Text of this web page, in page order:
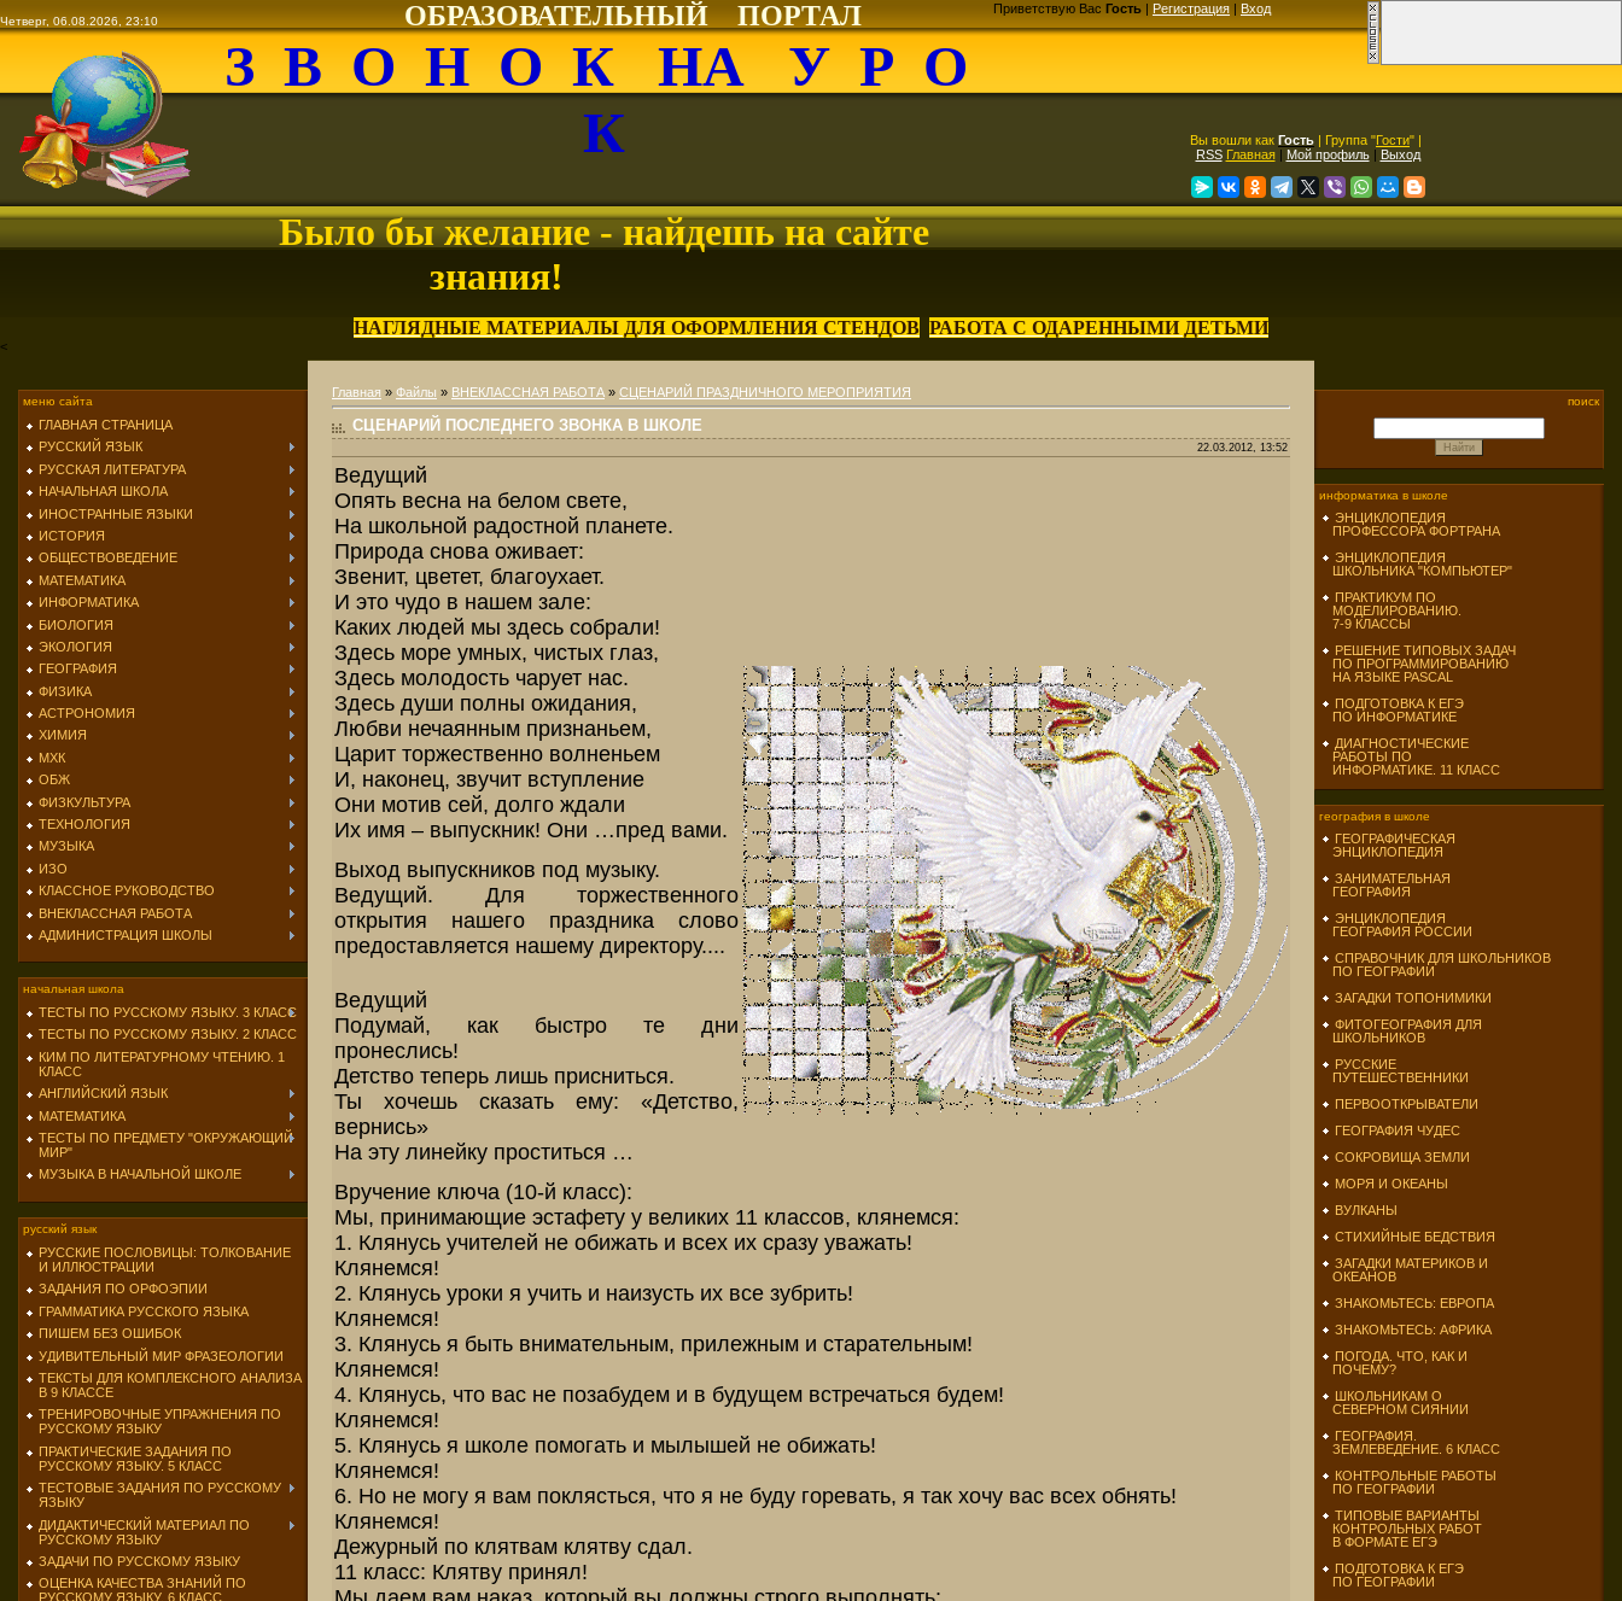
Четверг, 06.08.2026, 23:10 ОБРАЗОВАТЕЛЬНЫЙ ПОРТАЛ Приветствую Вас Гость | Регистрация | Вход
З В О Н О К НА У Р О
К
Было бы желание - найдешь на сайте
знания!
Вы вошли как Гость | Группа "Гости" |
RSS Главная| Мой профиль| Выход
НАГЛЯДНЫЕ МАТЕРИАЛЫ ДЛЯ ОФОРМЛЕНИЯ СТЕНДОВ РАБОТА С ОДАРЕННЫМИ ДЕТЬМИ
<
меню сайта
ГЛАВНАЯ СТРАНИЦА
РУССКИЙ ЯЗЫК
РУССКАЯ ЛИТЕРАТУРА
НАЧАЛЬНАЯ ШКОЛА
ИНОСТРАННЫЕ ЯЗЫКИ
ИСТОРИЯ
ОБЩЕСТВОВЕДЕНИЕ
МАТЕМАТИКА
ИНФОРМАТИКА
БИОЛОГИЯ
ЭКОЛОГИЯ
ГЕОГРАФИЯ
ФИЗИКА
АСТРОНОМИЯ
ХИМИЯ
МХК
ОБЖ
ФИЗКУЛЬТУРА
ТЕХНОЛОГИЯ
МУЗЫКА
ИЗО
КЛАССНОЕ РУКОВОДСТВО
ВНЕКЛАССНАЯ РАБОТА
АДМИНИСТРАЦИЯ ШКОЛЫ
начальная школа
ТЕСТЫ ПО РУССКОМУ ЯЗЫКУ. 3 КЛАСС
ТЕСТЫ ПО РУССКОМУ ЯЗЫКУ. 2 КЛАСС
КИМ ПО ЛИТЕРАТУРНОМУ ЧТЕНИЮ. 1
КЛАСС
АНГЛИЙСКИЙ ЯЗЫК
МАТЕМАТИКА
ТЕСТЫ ПО ПРЕДМЕТУ "ОКРУЖАЮЩИЙ
МИР"
МУЗЫКА В НАЧАЛЬНОЙ ШКОЛЕ
русский язык
РУССКИЕ ПОСЛОВИЦЫ: ТОЛКОВАНИЕ
И ИЛЛЮСТРАЦИИ
ЗАДАНИЯ ПО ОРФОЭПИИ
ГРАММАТИКА РУССКОГО ЯЗЫКА
ПИШЕМ БЕЗ ОШИБОК
УДИВИТЕЛЬНЫЙ МИР ФРАЗЕОЛОГИИ
ТЕКСТЫ ДЛЯ КОМПЛЕКСНОГО АНАЛИЗА
В 9 КЛАССЕ
ТРЕНИРОВОЧНЫЕ УПРАЖНЕНИЯ ПО
РУССКОМУ ЯЗЫКУ
ПРАКТИЧЕСКИЕ ЗАДАНИЯ ПО
РУССКОМУ ЯЗЫКУ. 5 КЛАСС
ТЕСТОВЫЕ ЗАДАНИЯ ПО РУССКОМУ
ЯЗЫКУ
ДИДАКТИЧЕСКИЙ МАТЕРИАЛ ПО
РУССКОМУ ЯЗЫКУ
ЗАДАЧИ ПО РУССКОМУ ЯЗЫКУ
ОЦЕНКА КАЧЕСТВА ЗНАНИЙ ПО
РУССКОМУ ЯЗЫКУ. 6 КЛАСС
Главная » Файлы » ВНЕКЛАССНАЯ РАБОТА » СЦЕНАРИЙ ПРАЗДНИЧНОГО МЕРОПРИЯТИЯ
СЦЕНАРИЙ ПОСЛЕДНЕГО ЗВОНКА В ШКОЛЕ
22.03.2012, 13:52
Ведущий
Опять весна на белом свете,
На школьной радостной планете.
Природа снова оживает:
Звенит, цветет, благоухает.
И это чудо в нашем зале:
Каких людей мы здесь собрали!
Здесь море умных, чистых глаз,
Здесь молодость чарует нас.
Здесь души полны ожидания,
Любви нечаянным признаньем,
Царит торжественно волненьем
И, наконец, звучит вступление
Они мотив сей, долго ждали
Их имя – выпускник! Они …пред вами.
Выход выпускников под музыку.
Ведущий. Для торжественного
открытия нашего праздника слово
предоставляется нашему директору....
Ведущий
Подумай, как быстро те дни
пронеслись!
Детство теперь лишь присниться.
Ты хочешь сказать ему: «Детство,
вернись»
На эту линейку проститься …
Вручение ключа (10-й класс):
Мы, принимающие эстафету у великих 11 классов, клянемся:
1. Клянусь учителей не обижать и всех их сразу уважать!
Клянемся!
2. Клянусь уроки я учить и наизусть их все зубрить!
Клянемся!
3. Клянусь я быть внимательным, прилежным и старательным!
Клянемся!
4. Клянусь, что вас не позабудем и в будущем встречаться будем!
Клянемся!
5. Клянусь я школе помогать и мылышей не обижать!
Клянемся!
6. Но не могу я вам поклясться, что я не буду горевать, я так хочу вас всех обнять!
Клянемся!
Дежурный по клятвам клятву сдал.
11 класс: Клятву принял!
поиск
информатика в школе
ЭНЦИКЛОПЕДИЯ
ПРОФЕССОРА ФОРТРАНА
ЭНЦИКЛОПЕДИЯ
ШКОЛЬНИКА "КОМПЬЮТЕР"
ПРАКТИКУМ ПО
МОДЕЛИРОВАНИЮ.
7-9 КЛАССЫ
РЕШЕНИЕ ТИПОВЫХ ЗАДАЧ
ПО ПРОГРАММИРОВАНИЮ
НА ЯЗЫКЕ PASCAL
ПОДГОТОВКА К ЕГЭ
ПО ИНФОРМАТИКЕ
ДИАГНОСТИЧЕСКИЕ
РАБОТЫ ПО
ИНФОРМАТИКЕ. 11 КЛАСС
география в школе
ГЕОГРАФИЧЕСКАЯ
ЭНЦИКЛОПЕДИЯ
ЗАНИМАТЕЛЬНАЯ
ГЕОГРАФИЯ
ЭНЦИКЛОПЕДИЯ
ГЕОГРАФИЯ РОССИИ
СПРАВОЧНИК ДЛЯ ШКОЛЬНИКОВ
ПО ГЕОГРАФИИ
ЗАГАДКИ ТОПОНИМИКИ
ФИТОГЕОГРАФИЯ ДЛЯ
ШКОЛЬНИКОВ
РУССКИЕ
ПУТЕШЕСТВЕННИКИ
ПЕРВООТКРЫВАТЕЛИ
ГЕОГРАФИЯ ЧУДЕС
СОКРОВИЩА ЗЕМЛИ
МОРЯ И ОКЕАНЫ
ВУЛКАНЫ
СТИХИЙНЫЕ БЕДСТВИЯ
ЗАГАДКИ МАТЕРИКОВ И
ОКЕАНОВ
ЗНАКОМЬТЕСЬ: ЕВРОПА
ЗНАКОМЬТЕСЬ: АФРИКА
ПОГОДА. ЧТО, КАК И
ПОЧЕМУ?
ШКОЛЬНИКАМ О
СЕВЕРНОМ СИЯНИИ
ГЕОГРАФИЯ.
ЗЕМЛЕВЕДЕНИЕ. 6 КЛАСС
КОНТРОЛЬНЫЕ РАБОТЫ
ПО ГЕОГРАФИИ
ТИПОВЫЕ ВАРИАНТЫ
КОНТРОЛЬНЫХ РАБОТ
В ФОРМАТЕ ЕГЭ
ПОДГОТОВКА К ЕГЭ
ПО ГЕОГРАФИИ